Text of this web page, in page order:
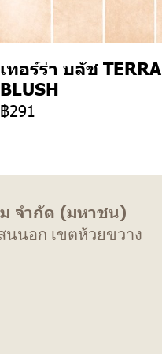
เทอร์ร่า บลัช TERRA
BLUSH
฿291
จำกัด (มหาชน)
นนอก เขตห้วยขวาง